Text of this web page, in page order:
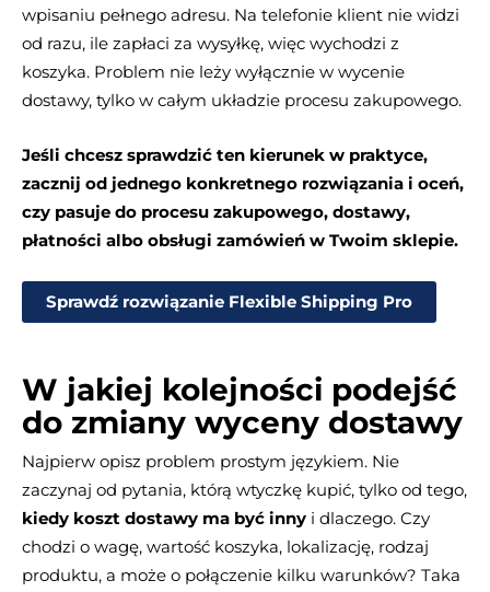
wpisaniu pełnego adresu. Na telefonie klient nie widzi
od razu, ile zapłaci za wysyłkę, więc wychodzi z
koszyka. Problem nie leży wyłącznie w wycenie
dostawy, tylko w całym układzie procesu zakupowego.
Jeśli chcesz sprawdzić ten kierunek w praktyce,
zacznij od jednego konkretnego rozwiązania i oceń,
czy pasuje do procesu zakupowego, dostawy,
płatności albo obsługi zamówień w Twoim sklepie.
Sprawdź rozwiązanie Flexible Shipping Pro
W jakiej kolejności podejść
do zmiany wyceny dostawy
Najpierw opisz problem prostym językiem. Nie
zaczynaj od pytania, którą wtyczkę kupić, tylko od tego,
kiedy koszt dostawy ma być inny i dlaczego. Czy
chodzi o wagę, wartość koszyka, lokalizację, rodzaj
produktu, a może o połączenie kilku warunków? Taka